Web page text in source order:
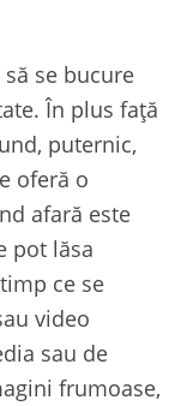
se bucure
În plus față
puternic,
oferă o
afară este
pot lăsa
ce se
video
sau de
frumoase,